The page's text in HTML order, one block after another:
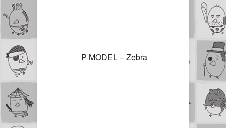
P-MODEL – Zebra